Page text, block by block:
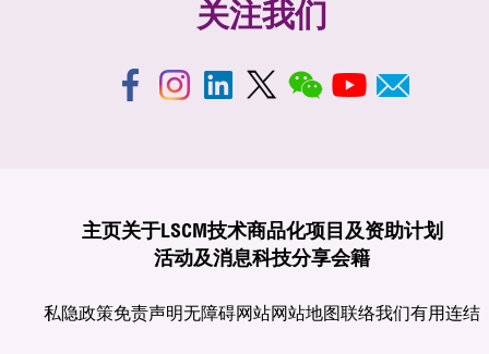
关注我们
主页关于LSCM技术商品化项目及资助计划
活动及消息科技分享会籍
私隐政策免责声明无障碍网站网站地图联络我们有用连结